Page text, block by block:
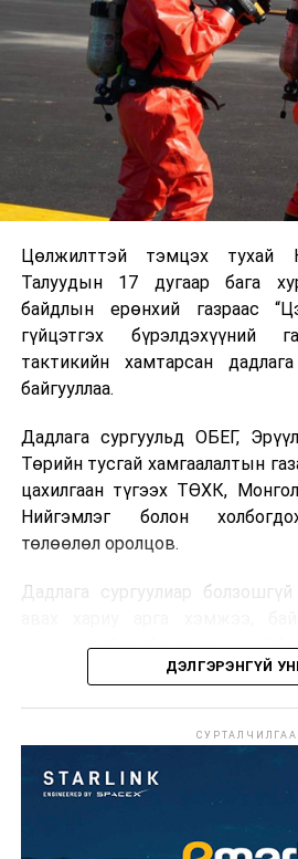
Цөлжилттэй тэмцэх тухай
Талуудын 17 дугаар бага
байдлын ерөнхий газраас
гүйцэтгэх бүрэлдэхүүний
тактикийн хамтарсан
байгууллаа.
Дадлага сургуульд ОБЕГ,
Төрийн тусгай хамгаалалтын
цахилгаан түгээх ТӨХК,
Нийгэмлэг болон
төлөөлөл оролцов.
Дадлага сургуулиар
уялдаа холбоо, бүрэлдэхүүний
ДЭЛГЭРЭНГҮЙ
СУРТАЛЧИЛГАА